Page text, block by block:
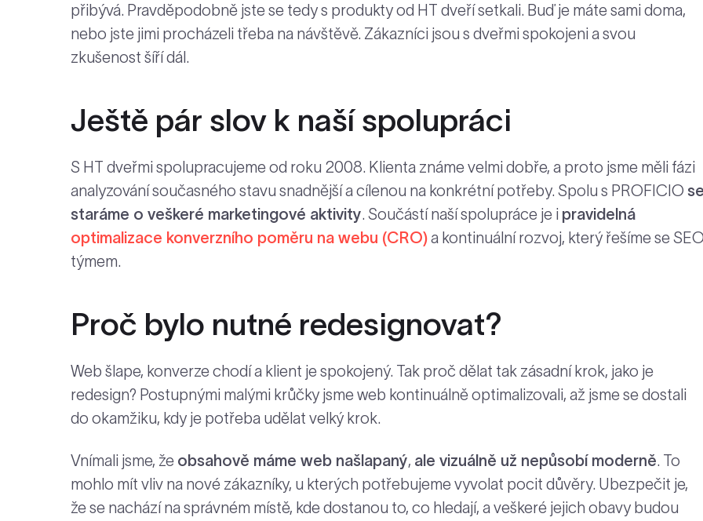
přibývá. Pravděpodobně jste se tedy s produkty od HT dveří setkali. Buď je máte sami doma,
nebo jste jimi procházeli třeba na návštěvě. Zákazníci jsou s dveřmi spokojeni a svou
zkušenost šíří dál.
Ještě pár slov k naší spolupráci
S HT dveřmi spolupracujeme od roku 2008. Klienta známe velmi dobře, a proto jsme měli fázi
analyzování současného stavu snadnější a cílenou na konkrétní potřeby. Spolu s PROFICIO
staráme o veškeré marketingové aktivity. Součástí naší spolupráce je i pravidelná
optimalizace konverzního poměru na webu (CRO)a kontinuální rozvoj, který řešíme se
týmem.
Proč bylo nutné redesignovat?
Web šlape, konverze chodí a klient je spokojený. Tak proč dělat tak zásadní krok, jako je
redesign? Postupnými malými krůčky jsme web kontinuálně optimalizovali, až jsme se dostali
do okamžiku, kdy je potřeba udělat velký krok.
Vnímali jsme, že obsahově máme web našlapaný, ale vizuálně už nepůsobí moderně. To
mohlo mít vliv na nové zákazníky, u kterých potřebujeme vyvolat pocit důvěry. Ubezpečit je,
že se nachází na správném místě, kde dostanou to, co hledají, a veškeré jejich obavy budou